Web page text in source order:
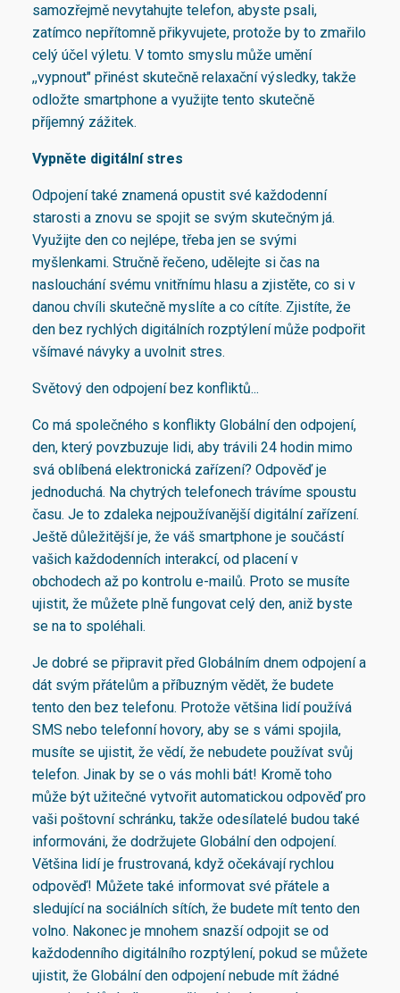
samozřejmě nevytahujte telefon, abyste psali,
zatímco nepřítomně přikyvujete, protože by to zmařilo
celý účel výletu. V tomto smyslu může umění
,,vypnout" přinést skutečně relaxační výsledky, takže
odložte smartphone a využijte tento skutečně
příjemný zážitek.
Vypněte digitální stres
Odpojení také znamená opustit své každodenní
starosti a znovu se spojit se svým skutečným já.
Využijte den co nejlépe, třeba jen se svými
myšlenkami. Stručně řečeno, udělejte si čas na
naslouchání svému vnitřnímu hlasu a zjistěte, co si v
danou chvíli skutečně myslíte a co cítíte. Zjistíte, že
den bez rychlých digitálních rozptýlení může podpořit
všímavé návyky a uvolnit stres.
Světový den odpojení bez konfliktů...
Co má společného s konflikty Globální den odpojení,
den, který povzbuzuje lidi, aby trávili 24 hodin mimo
svá oblíbená elektronická zařízení? Odpověď je
jednoduchá. Na chytrých telefonech trávíme spoustu
času. Je to zdaleka nejpoužívanější digitální zařízení.
Ještě důležitější je, že váš smartphone je součástí
vašich každodenních interakcí, od placení v
obchodech až po kontrolu e-mailů. Proto se musíte
ujistit, že můžete plně fungovat celý den, aniž byste
se na to spoléhali.
Je dobré se připravit před Globálním dnem odpojení a
dát svým přátelům a příbuzným vědět, že budete
tento den bez telefonu. Protože většina lidí používá
SMS nebo telefonní hovory, aby se s vámi spojila,
musíte se ujistit, že vědí, že nebudete používat svůj
telefon. Jinak by se o vás mohli bát! Kromě toho
může být užitečné vytvořit automatickou odpověď pro
vaši poštovní schránku, takže odesílatelé budou také
informováni, že dodržujete Globální den odpojení.
Většina lidí je frustrovaná, když očekávají rychlou
odpověď! Můžete také informovat své přátele a
sledující na sociálních sítích, že budete mít tento den
volno. Nakonec je mnohem snazší odpojit se od
každodenního digitálního rozptýlení, pokud se můžete
ujistit, že Globální den odpojení nebude mít žádné